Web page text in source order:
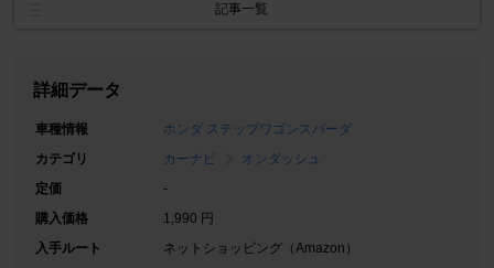
記事一覧
詳細データ
車種情報
ホンダ ステップワゴンスパーダ
カテゴリ
カーナビ
オンダッシュ
定価
-
購入価格
1,990 円
入手ルート
ネットショッピング（Amazon）